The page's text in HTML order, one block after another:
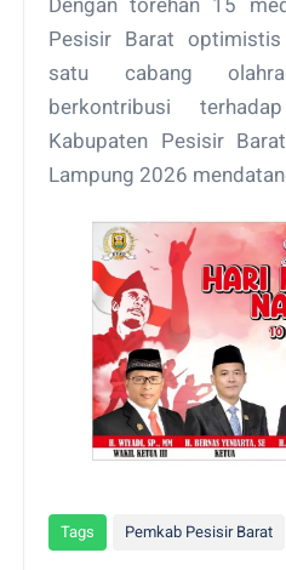
Dengan torehan 15
Pesisir Barat
satu cabang
berkontribusi
Kabupaten Pesisir
Lampung 2026
Tags Pemkab Pesisir Barat